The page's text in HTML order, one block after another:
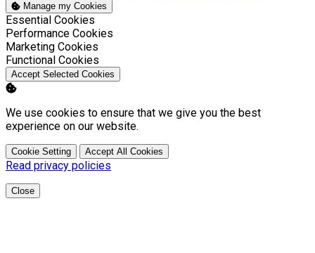
Manage my Cookies
Enable
Essential Cookies
Enable
Performance Cookies
Enable
Marketing Cookies
Enable
Functional Cookies
Accept Selected Cookies
We use cookies to ensure that we give you the best
experience on our website.
Cookie Setting Accept All Cookies
Read privacy policies
Close